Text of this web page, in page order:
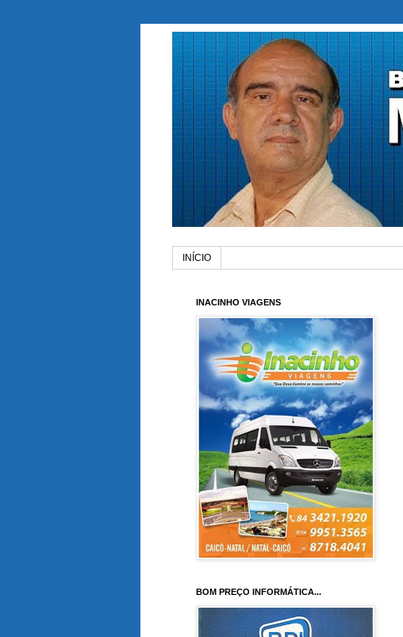
INÍCIO
INACINHO VIAGENS
BOM PREÇO INFORMÁTICA...